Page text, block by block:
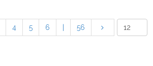
4 5 6 56